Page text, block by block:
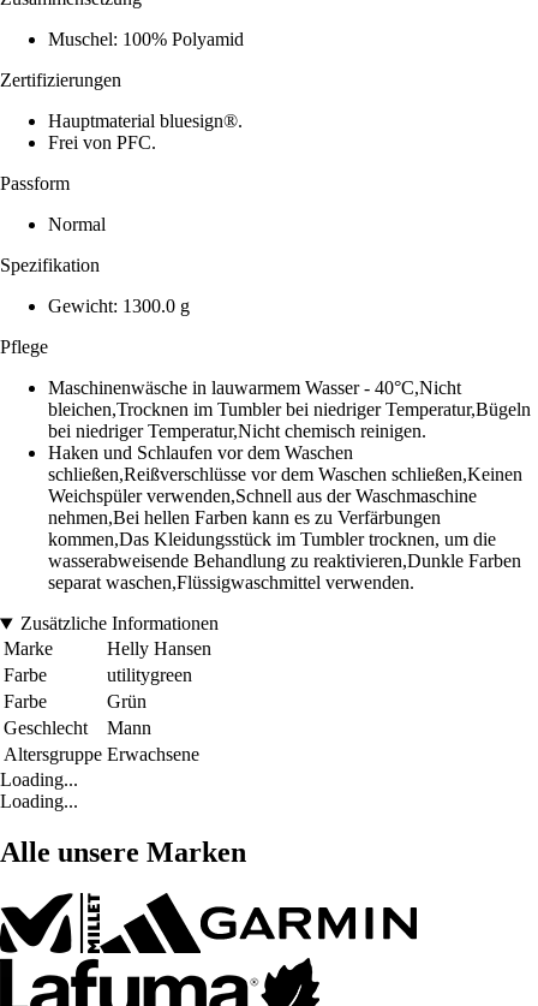
Muschel: 100% Polyamid
Zertifizierungen
Hauptmaterial bluesign®.
Frei von PFC.
Passform
Normal
Spezifikation
Gewicht: 1300.0 g
Pflege
Maschinenwäsche in lauwarmem Wasser - 40°C,Nicht
bleichen,Trocknen im Tumbler bei niedriger Temperatur,Bügeln
bei niedriger Temperatur,Nicht chemisch reinigen.
Haken und Schlaufen vor dem Waschen
schließen,Reißverschlüsse vor dem Waschen schließen,Keinen
Weichspüler verwenden,Schnell aus der Waschmaschine
nehmen,Bei hellen Farben kann es zu Verfärbungen
kommen,Das Kleidungsstück im Tumbler trocknen, um die
wasserabweisende Behandlung zu reaktivieren,Dunkle Farben
separat waschen,Flüssigwaschmittel verwenden.
Zusätzliche Informationen
Marke
Helly Hansen
Farbe
utilitygreen
Farbe
Grün
Geschlecht
Mann
Altersgruppe Erwachsene
Loading...
Loading...
Alle unsere Marken